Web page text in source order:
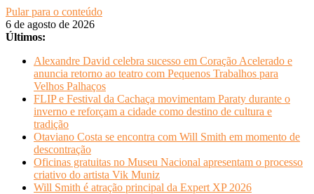
Pular para o conteúdo
6 de agosto de 2026
Últimos:
Alexandre David celebra sucesso em Coração Acelerado e
anuncia retorno ao teatro com Pequenos Trabalhos para
Velhos Palhaços
FLIP e Festival da Cachaça movimentam Paraty durante o
inverno e reforçam a cidade como destino de cultura e
tradição
Otaviano Costa se encontra com Will Smith em momento de
descontração
Oficinas gratuitas no Museu Nacional apresentam o processo
criativo do artista Vik Muniz
Will Smith é atração principal da Expert XP 2026